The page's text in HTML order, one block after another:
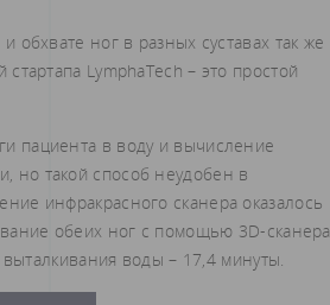
обхвате ног в разных суставах так же
LymphaTech – это простой
пациента в воду и вычисление
но такой способ неудобен в
инфракрасного сканера оказалось
обеих ног с помощью 3D-сканера
воды – 17,4 минуты.